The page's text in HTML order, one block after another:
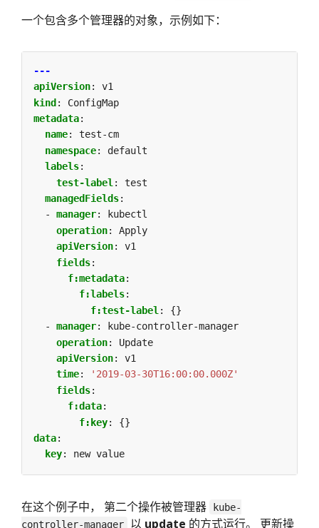
一个包含多个管理器的对象，示例如下：
---
apiVersion:
v1
kind :
ConfigMap
metadata:
name:
test-cm
namespace:
default
labels:
test-label :
test
managedFields:
- manager:
kubectl
operation:
Apply
apiVersion:
v1
fields:
f:metadata:
f:labels:
f:test-label :
{}
- manager:
kube-controller-manager
operation:
Update
apiVersion:
v1
time:
'2019-03-30T16:00:00.000Z'
fields:
f:data:
f:key:
{}
data:
key: new value
在这个例子中， 第二个操作被管理器
kube-
controller-manager
以 update 的方式运行。 更新操